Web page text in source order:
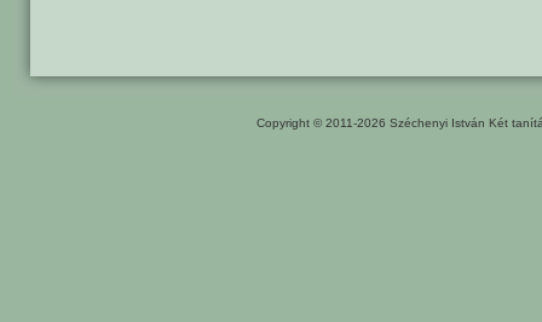
Copyright © 2011-2026 Széchenyi István Két